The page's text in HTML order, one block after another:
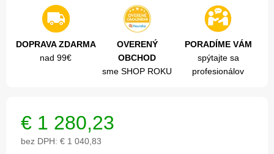
DOPRAVA ZDARMA
nad 99€
OVERENÝ
OBCHOD
sme SHOP ROKU
PORADÍME VÁM
spýtajte sa
profesionálov
€ 1 280,23
bez DPH: € 1 040,83